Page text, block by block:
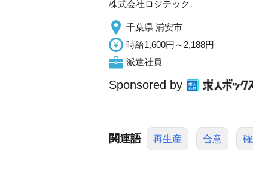
株式会社ロジテック
千葉県 浦安市
時給1,600円～2,188円
派遣社員
Sponsored by
関連語 再生産 合意